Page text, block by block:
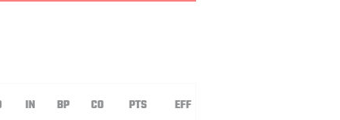
IN BP CO PTS EFF